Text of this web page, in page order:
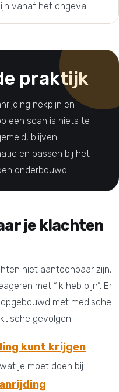
vanaf het ongeval.
praktijk
nekpijn en
een scan is niets te
blijven
en passen bij het
onderbouwd.
je klachten
niet aantoonbaar zijn,
met “ik heb pijn”. Er
met medische
gevolgen.
kunt krijgen
je moet doen bij
.